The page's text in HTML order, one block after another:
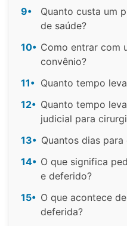
9•
Quanto custa um
de saúde?
10• Como entrar com
convênio?
11• Quanto tempo
12• Quanto tempo
judicial para
13• Quantos dias
14• O que significa
e deferido?
15• O que acontece
deferida?